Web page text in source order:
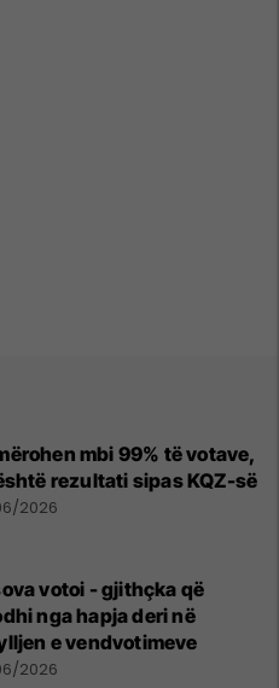
mbi 99% të votave,
rezultati sipas KQZ-së
2026
votoi - gjithçka që
nga hapja deri në
e vendvotimeve
2026